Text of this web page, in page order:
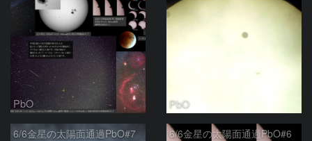
PbO PbO
6/6金星の太陽面通過PbO#7 6/6金星の太陽面通過PbO#6